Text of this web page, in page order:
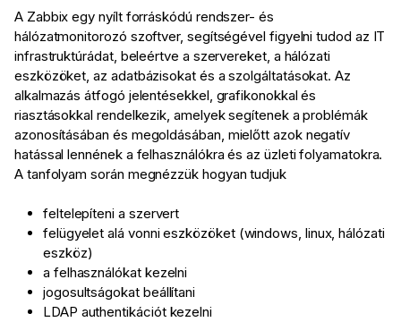
A Zabbix egy nyílt forráskódú rendszer- és
hálózatmonitorozó szoftver, segítségével figyelni tudod az IT
infrastruktúrádat, beleértve a szervereket, a hálózati
eszközöket, az adatbázisokat és a szolgáltatásokat. Az
alkalmazás átfogó jelentésekkel, grafikonokkal és
riasztásokkal rendelkezik, amelyek segítenek a problémák
azonosításában és megoldásában, mielőtt azok negatív
hatással lennének a felhasználókra és az üzleti folyamatokra.
A tanfolyam során megnézzük hogyan tudjuk
feltelepíteni a szervert
felügyelet alá vonni eszközöket (windows, linux, hálózati
eszköz)
a felhasználókat kezelni
jogosultságokat beállítani
LDAP authentikációt kezelni